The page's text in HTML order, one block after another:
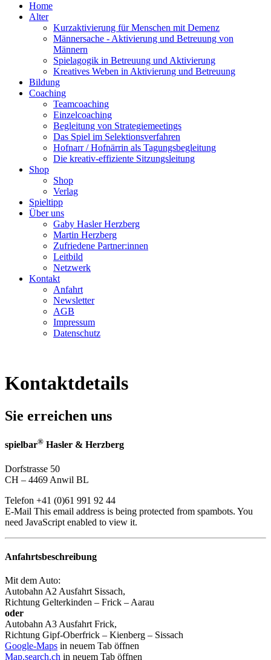
Home
Alter
Kurzaktivierung für Menschen mit Demenz
Männersache - Aktivierung und Betreuung von
Männern
Spielagogik in Betreuung und Aktivierung
Kreatives Weben in Aktivierung und Betreuung
Bildung
Coaching
Teamcoaching
Einzelcoaching
Begleitung von Strategiemeetings
Das Spiel im Selektionsverfahren
Hofnarr / Hofnärrin als Tagungsbegleitung
Die kreativ-effiziente Sitzungsleitung
Shop
Shop
Verlag
Spieltipp
Über uns
Gaby Hasler Herzberg
Martin Herzberg
Zufriedene Partner:innen
Leitbild
Netzwerk
Kontakt
Anfahrt
Newsletter
AGB
Impressum
Datenschutz
Kontaktdetails
Sie erreichen uns
spielbar® Hasler & Herzberg
Dorfstrasse 50
CH – 4469 Anwil BL
Telefon +41 (0)61 991 92 44
E-Mail This email address is being protected from spambots. You
need JavaScript enabled to view it.
Anfahrtsbeschreibung
Mit dem Auto:
Autobahn A2 Ausfahrt Sissach,
Richtung Gelterkinden – Frick – Aarau
oder
Autobahn A3 Ausfahrt Frick,
Richtung Gipf-Oberfrick – Kienberg – Sissach
Google-Maps in neuem Tab öffnen
Map.search.ch in neuem Tab öffnen